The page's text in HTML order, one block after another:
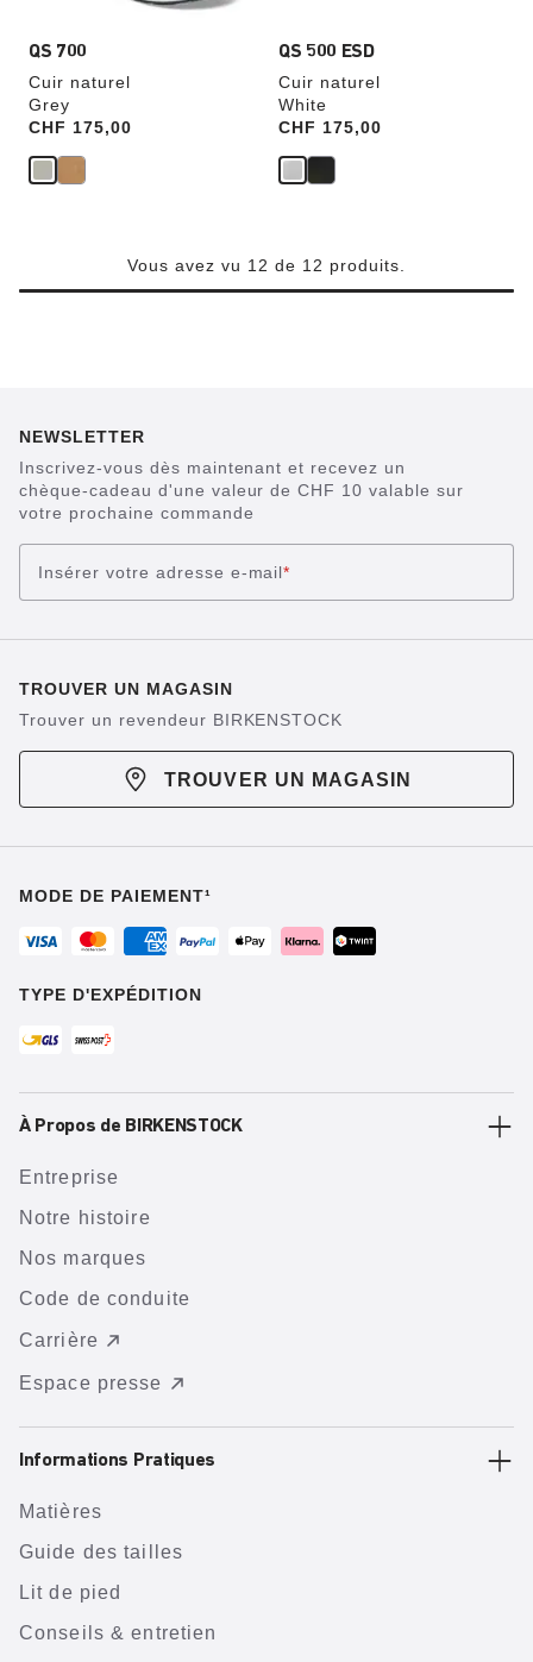
QS 700
Cuir naturel
Grey
Price:
CHF 175,00
QS 500 ESD
Cuir naturel
White
Price:
CHF 175,00
Vous avez vu 12 de 12 produits.
NEWSLETTER
Inscrivez-vous dès maintenant et recevez un
chèque-cadeau d'une valeur de CHF 10 valable sur
votre prochaine commande
Insérer votre adresse e-mail*
TROUVER UN MAGASIN
Trouver un revendeur BIRKENSTOCK
TROUVER UN MAGASIN
MODE DE PAIEMENT¹
TYPE D'EXPÉDITION
À Propos de BIRKENSTOCK
Entreprise
Notre histoire
Nos marques
Code de conduite
Carrière
Espace presse
Informations Pratiques
Matières
Guide des tailles
Lit de pied
Conseils & entretien